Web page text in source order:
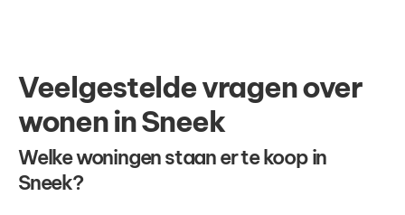
Veelgestelde vragen over
wonen in Sneek
Welke woningen staan er te koop in
Sneek?